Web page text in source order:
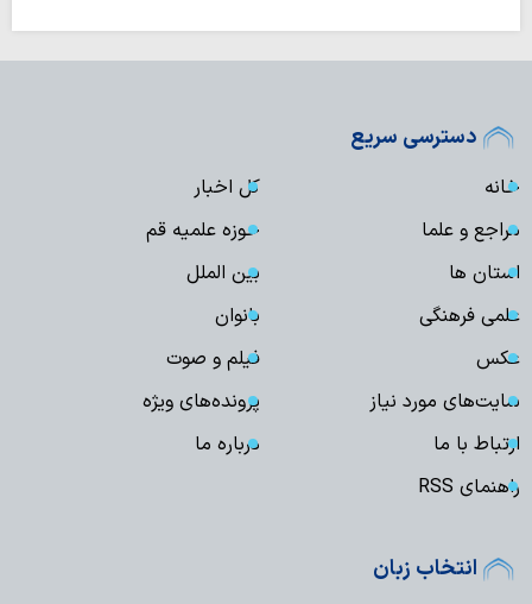
دسترسی سریع
خانه
کل اخبار
مراجع و علما
حوزه علمیه قم
استان ها
بین الملل
علمی فرهنگی
بانوان
عکس
فیلم و صوت
سایت‌های مورد نیاز
پرونده‌های ویژه
ارتباط با ما
درباره ما
راهنمای RSS
انتخاب زبان